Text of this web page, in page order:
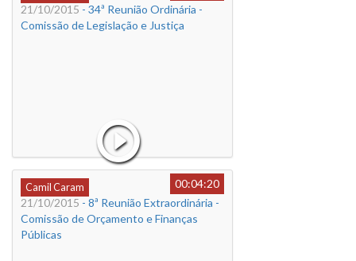
21/10/2015 - 34ª Reunião Ordinária -
Comissão de Legislação e Justiça
Camil Caram
00:04:20
21/10/2015 - 8ª Reunião Extraordinária -
Comissão de Orçamento e Finanças
Públicas